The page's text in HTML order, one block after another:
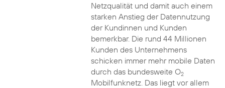
Netzqualität und damit auch einem
starken Anstieg der Datennutzung
der Kundinnen und Kunden
bemerkbar. Die rund 44 Millionen
Kunden des Unternehmens
schicken immer mehr mobile Daten
durch das bundesweite O2
Mobilfunknetz. Das liegt vor allem